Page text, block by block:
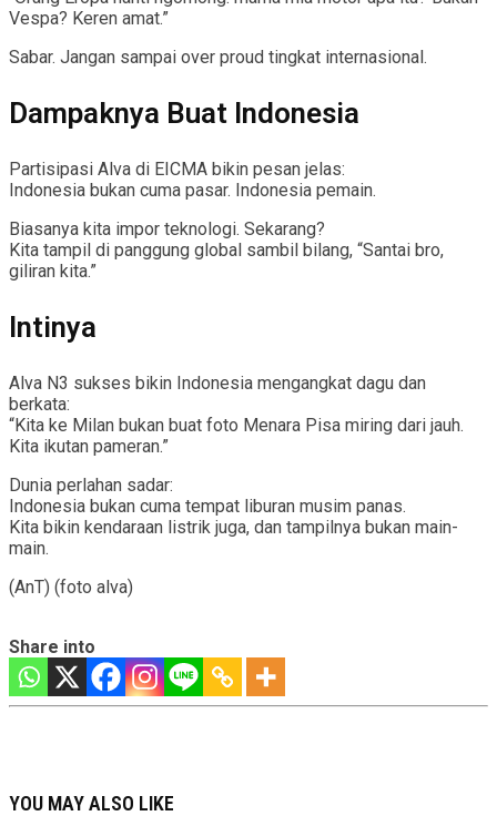
Vespa? Keren amat.”
Sabar. Jangan sampai over proud tingkat internasional.
Dampaknya Buat Indonesia
Partisipasi Alva di EICMA bikin pesan jelas:
Indonesia bukan cuma pasar. Indonesia pemain.
Biasanya kita impor teknologi. Sekarang?
Kita tampil di panggung global sambil bilang, “Santai bro,
giliran kita.”
Intinya
Alva N3 sukses bikin Indonesia mengangkat dagu dan
berkata:
“Kita ke Milan bukan buat foto Menara Pisa miring dari jauh.
Kita ikutan pameran.”
Dunia perlahan sadar:
Indonesia bukan cuma tempat liburan musim panas.
Kita bikin kendaraan listrik juga, dan tampilnya bukan main-
main.
(AnT) (foto alva)
Share into
YOU MAY ALSO LIKE